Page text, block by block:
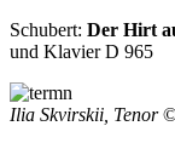
Schubert: Der Hirt
und Klavier D 965
Ilia Skvirskii, Tenor